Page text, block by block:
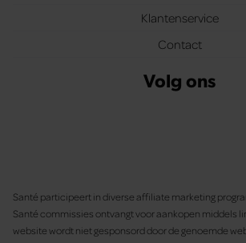
Klantenservice
Contact
Volg ons
Santé participeert in diverse affiliate marketing
Santé commissies ontvangt voor aankopen middels
website wordt niet gesponsord door de genoemde